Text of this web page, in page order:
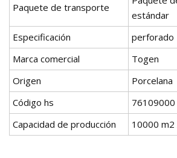
Paquete de transporte
estándar
Especificación
perforado
Marca comercial
Togen
Origen
Porcelana
Código hs
76109000
Capacidad de producción
10000 m2